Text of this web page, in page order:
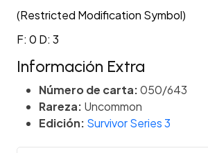
(Restricted Modification Symbol)
F: 0 D: 3
Información Extra
Número de carta:050/643
Rareza: Uncommon
Edición: Survivor Series 3